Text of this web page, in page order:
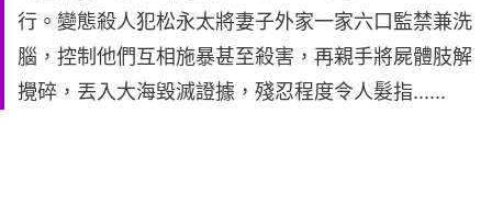
行。變態殺人犯松永太將妻子外家一家六口監禁兼洗
腦，控制他們互相施暴甚至殺害，再親手將屍體肢解
攪碎，丟入大海毀滅證據，殘忍程度令人髮指......